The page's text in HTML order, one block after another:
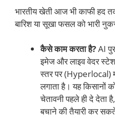
भारतीय खेती आज भी काफी हद
बारिश या सूखा फसल को भारी
कैसे काम करता है?AI
इमेज और लाइव वेदर
स्तर पर (Hyperlocal)
लगाता है। यह किसानों
चेतावनी पहले ही दे
बचाने की तैयारी कर